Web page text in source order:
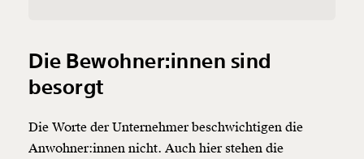
Die Bewohner:innen sind
besorgt
Die Worte der Unternehmer beschwichtigen die
Anwohner:innen nicht. Auch hier stehen die